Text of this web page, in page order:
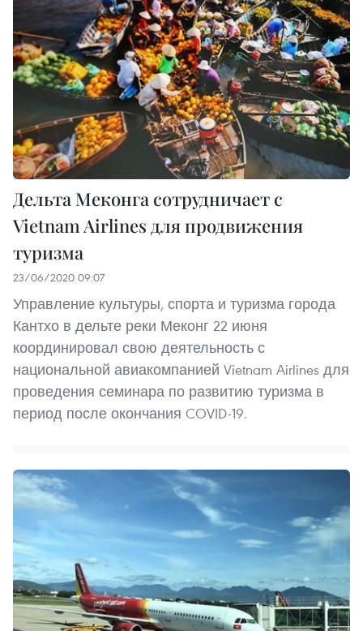
Дельта Меконга сотрудничает с
Vietnam Airlines для продвижения
туризма
23/06/2020 09:07
Управление культуры, спорта и туризма города
Кантхо в дельте реки Меконг 22 июня
координировал свою деятельность с
национальной авиакомпанией Vietnam Airlines для
проведения семинара по развитию туризма в
период после окончания COVID-19.